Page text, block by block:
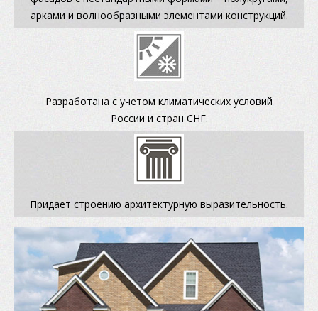
арками и волнообразными элементами конструкций.
Разработана с учетом климатических условий
России и стран СНГ.
Придает строению архитектурную выразительность.